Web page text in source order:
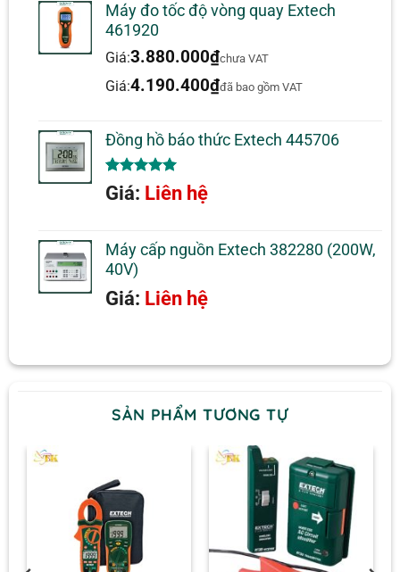
Máy đo tốc độ vòng quay Extech
461920
Giá:3.880.000₫chưa VAT
Giá:4.190.400₫đã bao gồm VAT
Đồng hồ báo thức Extech 445706
5.00trên 5
dựa trên
1
Giá: Liên hệ
Máy cấp nguồn Extech 382280 (200W,
40V)
Giá: Liên hệ
SẢN PHẨM TƯƠNG TỰ